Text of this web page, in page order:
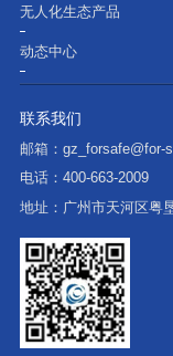
无人化生态产品
动态中心
联系我们
邮箱： gz_forsafe@for-
电话： 400-663-2009
地址： 广州市天河区粤